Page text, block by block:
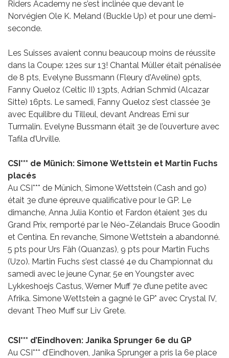
Riders Academy ne s’est inclinée que devant le
Norvégien Ole K. Meland (Buckle Up) et pour une demi-
seconde.
Les Suisses avaient connu beaucoup moins de réussite
dans la Coupe: 12es sur 13! Chantal Müller était pénalisée
de 8 pts, Evelyne Bussmann (Fleury d'Aveline) 9pts,
Fanny Queloz (Celtic II) 13pts, Adrian Schmid (Alcazar
Sitte) 16pts. Le samedi, Fanny Queloz s’est classée 3e
avec Equilibre du Tilleul, devant Andreas Erni sur
Turmalin. Evelyne Bussmann était 3e de l’ouverture avec
Tafila d’Urville.
CSI*** de Münich: Simone Wettstein et Martin Fuchs
placés
Au CSI*** de Münich, Simone Wettstein (Cash and go)
était 3e d’une épreuve qualificative pour le GP. Le
dimanche, Anna Julia Kontio et Fardon étaient 3es du
Grand Prix, remporté par le Néo-Zélandais Bruce Goodin
et Centina. En revanche, Simone Wettstein a abandonné.
5 pts pour Urs Fäh (Quanzas), 9 pts pour Martin Fuchs
(Uzo). Martin Fuchs s’est classé 4e du Championnat du
samedi avec le jeune Cynar, 5e en Youngster avec
Lykkeshoejs Castus, Werner Muff 7e d’une petite avec
Afrika. Simone Wettstein a gagné le GP* avec Crystal IV,
devant Theo Muff sur Liv Grete.
CSI*** d’Eindhoven: Janika Sprunger 6e du GP
Au CSI*** d’Eindhoven, Janika Sprunger a pris la 6e place